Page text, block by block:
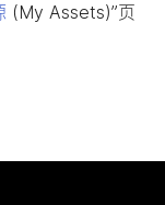
(My Assets)”页